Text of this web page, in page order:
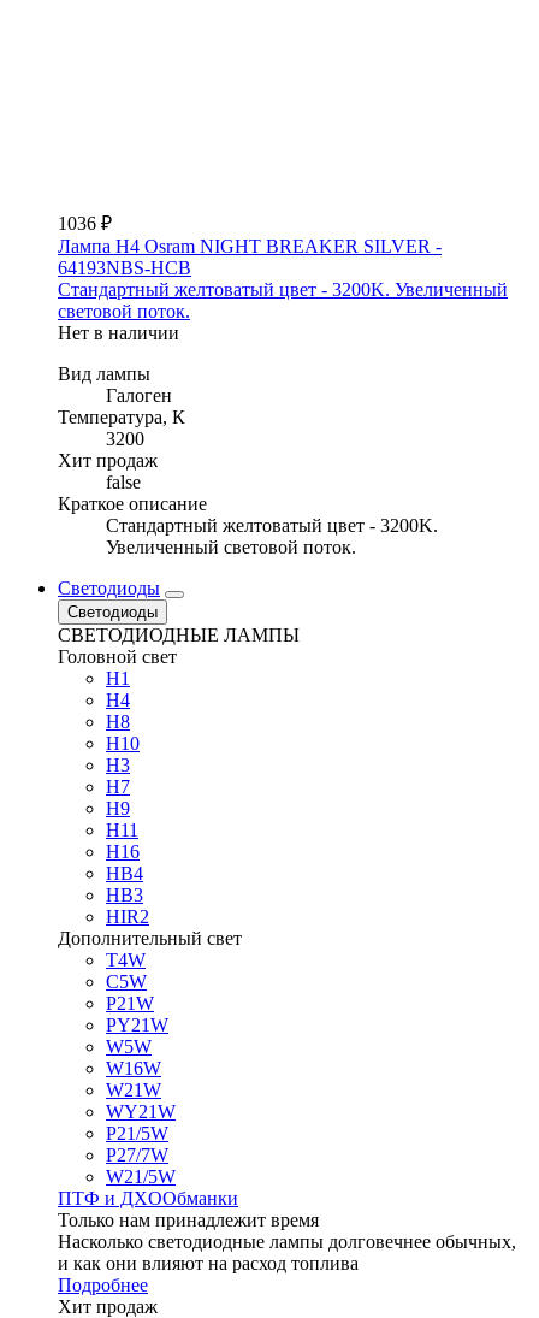
1036 ₽
Лампа H4 Osram NIGHT BREAKER SILVER -
64193NBS-HCB
Стандартный желтоватый цвет - 3200K. Увеличенный
световой поток.
Нет в наличии
Вид лампы
Галоген
Температура, К
3200
Хит продаж
false
Краткое описание
Стандартный желтоватый цвет - 3200K.
Увеличенный световой поток.
Светодиоды
Светодиоды
СВЕТОДИОДНЫЕ ЛАМПЫ
Головной свет
H1
H4
H8
H10
H3
H7
H9
H11
H16
HB4
HB3
HIR2
Дополнительный свет
T4W
C5W
P21W
PY21W
W5W
W16W
W21W
WY21W
P21/5W
P27/7W
W21/5W
ПТФ и ДXООбманки
Только нам принадлежит время
Насколько светодиодные лампы долговечнее обычных,
и как они влияют на расход топлива
Подробнее
Хит продаж